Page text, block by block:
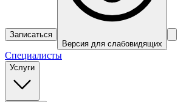
Записаться
Версия для слабовидящих
Специалисты
Услуги